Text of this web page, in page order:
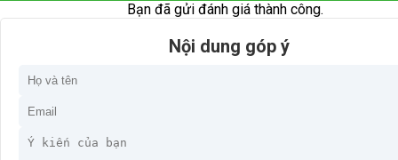
Bạn đã gửi đánh giá thành công.
Nội dung góp ý